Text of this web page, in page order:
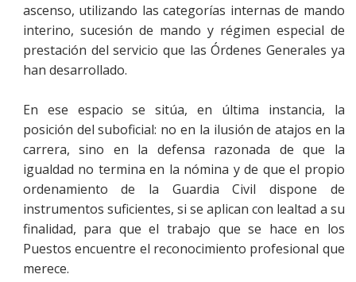
ascenso, utilizando las categorías internas de mando
interino, sucesión de mando y régimen especial de
prestación del servicio que las Órdenes Generales ya
han desarrollado.
En ese espacio se sitúa, en última instancia, la
posición del suboficial: no en la ilusión de atajos en la
carrera, sino en la defensa razonada de que la
igualdad no termina en la nómina y de que el propio
ordenamiento de la Guardia Civil dispone de
instrumentos suficientes, si se aplican con lealtad a su
finalidad, para que el trabajo que se hace en los
Puestos encuentre el reconocimiento profesional que
merece.